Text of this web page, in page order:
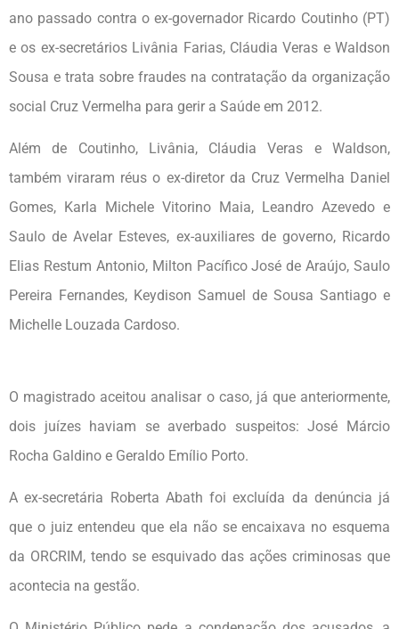
ano passado contra o ex-governador Ricardo Coutinho (PT)
e os ex-secretários Livânia Farias, Cláudia Veras e Waldson
Sousa e trata sobre fraudes na contratação da organização
social Cruz Vermelha para gerir a Saúde em 2012.
Além de Coutinho, Livânia, Cláudia Veras e Waldson,
também viraram réus o ex-diretor da Cruz Vermelha Daniel
Gomes, Karla Michele Vitorino Maia, Leandro Azevedo e
Saulo de Avelar Esteves, ex-auxiliares de governo, Ricardo
Elias Restum Antonio, Milton Pacífico José de Araújo, Saulo
Pereira Fernandes, Keydison Samuel de Sousa Santiago e
Michelle Louzada Cardoso.
O magistrado aceitou analisar o caso, já que anteriormente,
dois juízes haviam se averbado suspeitos: José Márcio
Rocha Galdino e Geraldo Emílio Porto.
A ex-secretária Roberta Abath foi excluída da denúncia já
que o juiz entendeu que ela não se encaixava no esquema
da ORCRIM, tendo se esquivado das ações criminosas que
acontecia na gestão.